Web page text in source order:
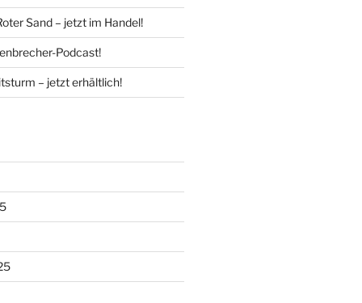
Sand – jetzt im Handel!
Podcast!
– jetzt erhältlich!